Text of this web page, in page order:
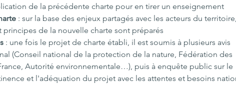
de la précédente charte pour en tirer un enseignement
: sur la base des enjeux partagés avec les acteurs du
principes de la nouvelle charte sont préparés
: une fois le projet de charte établi, il est soumis à plusieurs avis
(Conseil national de la protection de la nature, Fédération des
Autorité environnementale…), puis à enquête public sur le
et l'adéquation du projet avec les attentes et besoins